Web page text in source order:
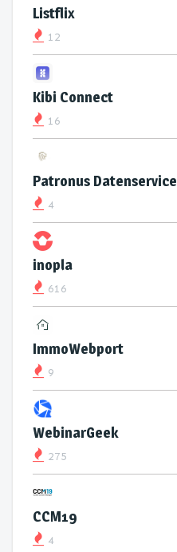
Listflix
12
Kibi Connect
16
Patronus Datenservice
4
inopla
616
ImmoWebport
9
WebinarGeek
275
CCM19
4